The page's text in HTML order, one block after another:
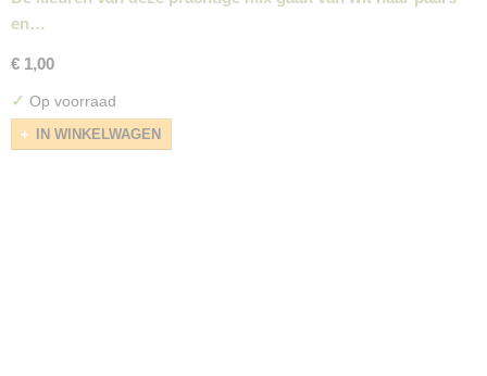
en…
€ 1,00
✓ Op voorraad
IN WINKELWAGEN